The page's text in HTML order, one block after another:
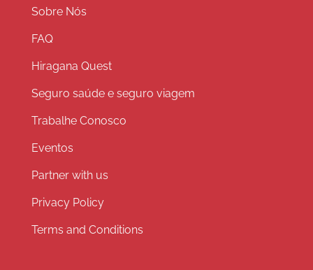
Sobre Nós
FAQ
Hiragana Quest
Seguro saúde e seguro viagem
Trabalhe Conosco
Eventos
Partner with us
Privacy Policy
Terms and Conditions